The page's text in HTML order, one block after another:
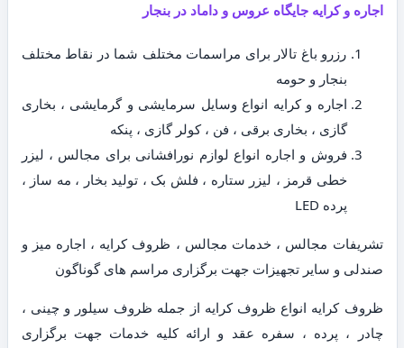
اجاره و کرایه جایگاه عروس و داماد در بنجار
رزرو باغ تالار برای مراسمات مختلف شما در نقاط مختلف
بنجار و حومه
اجاره و کرایه انواع وسایل سرمایشی و گرمایشی ، بخاری
گازی ، بخاری برقی ، فن ، کولر گازی ، پنکه
فروش و اجاره انواع لوازم نورافشانی برای مجالس ، لیزر
خطی قرمز ، لیزر ستاره ، فلش بک ، تولید بخار ، مه ساز ،
پرده LED
تشریفات مجالس ، خدمات مجالس ، ظروف کرایه ، اجاره میز و
صندلی و سایر تجهیزات جهت برگزاری مراسم های گوناگون
ظروف کرایه انواع ظروف کرایه از جمله ظروف سیلور و چینی ،
چادر ، پرده ، سفره عقد و ارائه کلیه خدمات جهت برگزاری